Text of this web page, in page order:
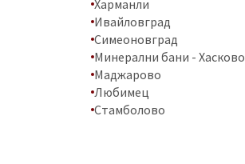
Харманли
Ивайловград
Симеоновград
Минерални бани - Хасково
Маджарово
Любимец
Стамболово